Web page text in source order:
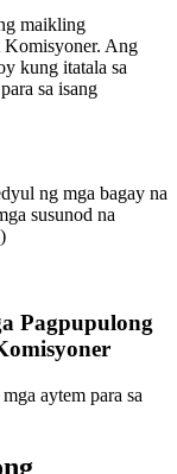
maikling
Komisyoner. Ang
kung itatala sa
sa isang
ng mga bagay na
susunod na
Pagpupulong
aytem para sa